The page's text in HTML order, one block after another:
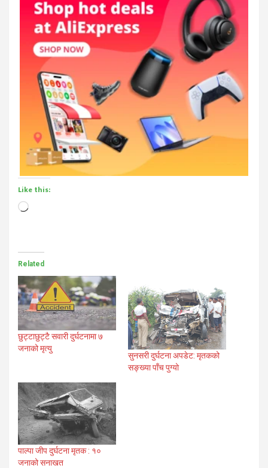
Like this:
Loading…
Related
छुट्टाछुट्टै सवारी दुर्घटनामा ७
जनाको मृत्यु
सुनसरी दुर्घटना अपडेट: मृतकको
सङ्ख्या पाँच पुग्यो
पाल्पा जीप दुर्घटना मृतक : १०
जनाको सनाखत